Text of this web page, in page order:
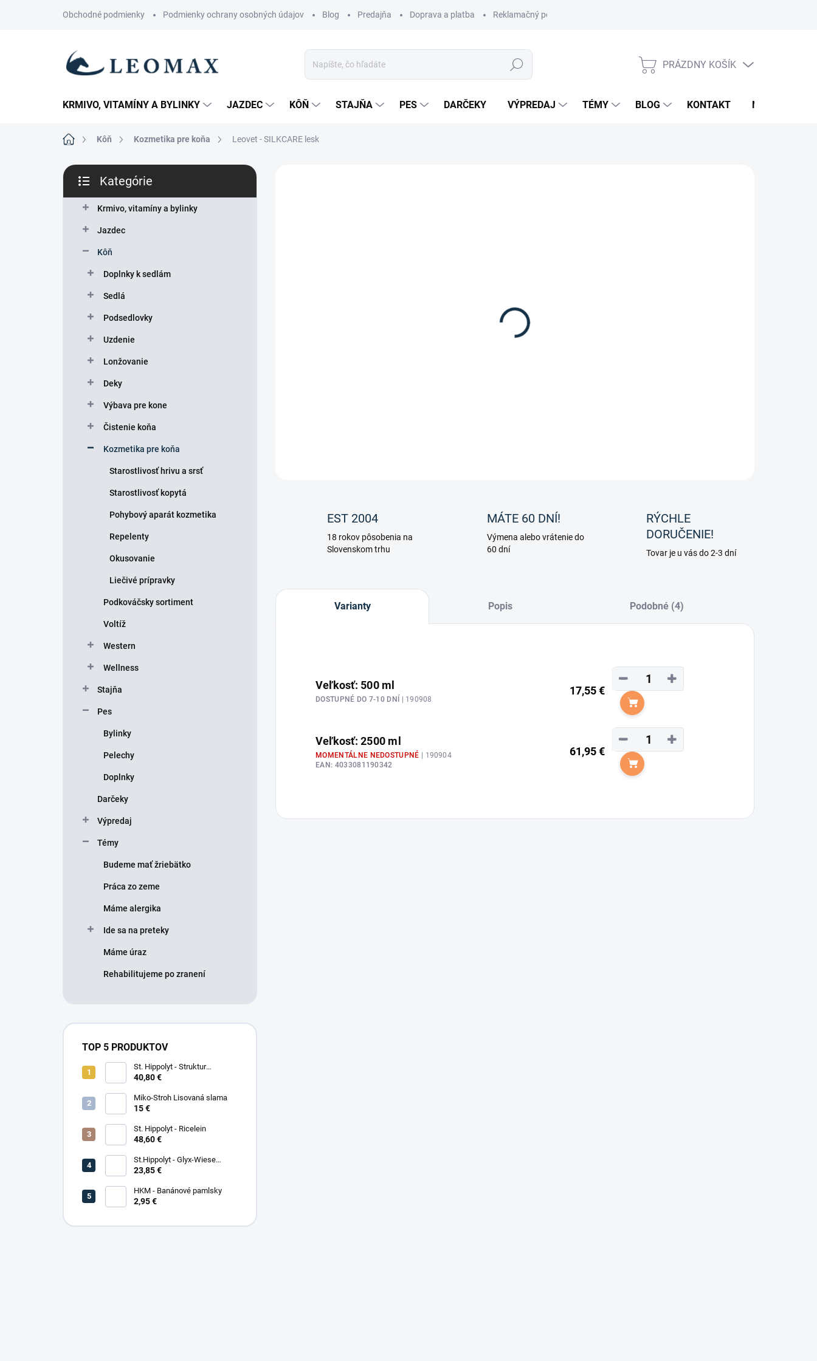
Obchodné podmienky Podmienky ochrany osobných údajov Blog Predajňa Doprava a platba Reklamačný poriadok
Hľadať
NÁKUPNÝ
PRÁZDNY KOŠÍK
KRMIVO, VITAMÍNY A BYLINKY JAZDEC KÔŇ STAJŇA PES DARČEKY VÝPREDAJ TÉMY BLOG KONTAKT NOVINKY
DomovKôň Kozmetika pre koňa Leovet - SILKCARE lesk
B
č
kategórie
Kategórie
Krmivo, vitamíny a bylinky
Jazdec
Kôň
Doplnky k sedlám
Sedlá
Podsedlovky
Uzdenie
Lonžovanie
Deky
Výbava pre kone
Čistenie koňa
Kozmetika pre koňa
Starostlivosť hrivu a srsť
Starostlivosť kopytá
Pohybový aparát kozmetika
Repelenty
Okusovanie
Liečivé prípravky
Podkováčsky sortiment
Voltíž
Western
Wellness
Stajňa
Pes
Bylinky
Pelechy
Doplnky
Darčeky
Výpredaj
Témy
Budeme mať žriebätko
Práca zo zeme
Máme alergika
Ide sa na preteky
Máme úraz
Rehabilitujeme po zranení
TOP 5 PRODUKTOV
St. Hippolyt - Struktur
Energetikum
40,80 €
Miko-Stroh Lisovaná slama
15 €
St. Hippolyt - Ricelein
48,60 €
St.Hippolyt - Glyx-Wiese
Seniorfaser
23,85 €
HKM - Banánové pamlsky
2,95 €
DETAILNÉ INFORMÁCIE
EST 2004
18 rokov pôsobenia na
Slovenskom trhu
MÁTE 60 DNÍ!
Výmena alebo vrátenie do
60 dní
RÝCHLE
DORUČENIE!
Tovar je u vás do 2-3 dní
Varianty Popis Podobné (4)
Veľkosť: 500 ml
DOSTUPNÉ DO 7-10 DNÍ | 190908
17,55 €
+
−
Do košíka
Veľkosť: 2500 ml
MOMENTÁLNE NEDOSTUPNÉ | 190904
EAN: 4033081190342
61,95 €
+
−
Do košíka